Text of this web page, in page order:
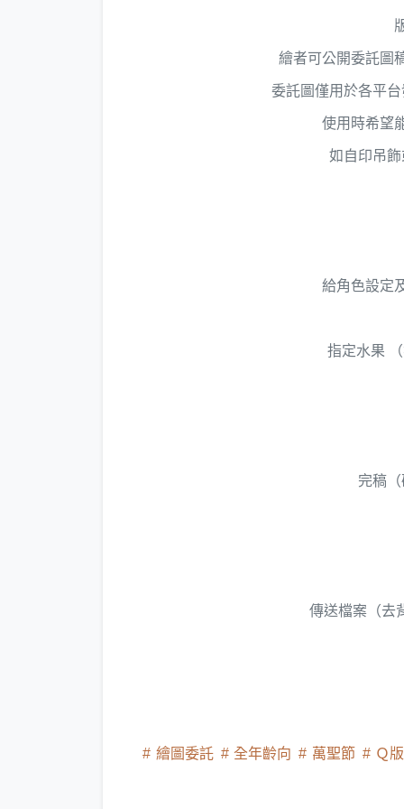
繪者可公開委託圖
委託圖僅用於各平
使用時希望
如自印吊
給角色設定
指定水果
完稿
傳送檔案（去
繪圖委託 全年齡向 萬聖節 Ｑ